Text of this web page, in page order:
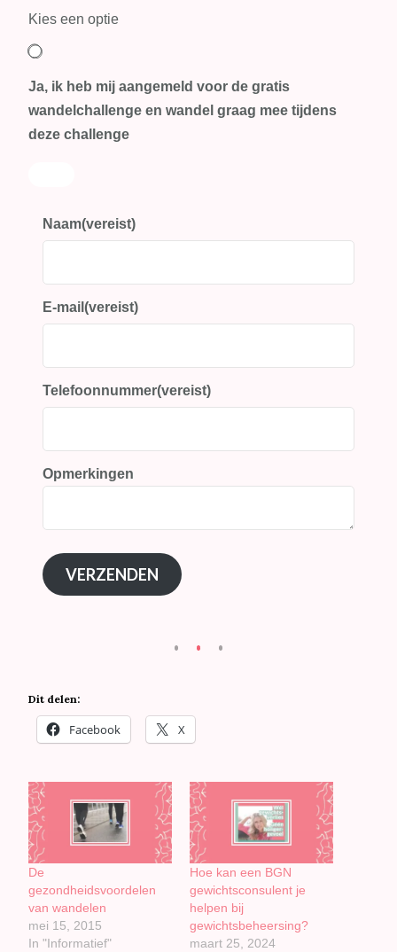
Kies een optie
Ja, ik heb mij aangemeld voor de gratis
wandelchallenge en wandel graag mee tijdens
deze challenge
Naam(vereist)
E-mail(vereist)
Telefoonnummer(vereist)
Opmerkingen
VERZENDEN
Dit delen:
Facebook X
De
gezondheidsvoordelen
van wandelen
mei 15, 2015
In "Informatief"
Hoe kan een BGN
gewichtsconsulent je
helpen bij
gewichtsbeheersing?
maart 25, 2024